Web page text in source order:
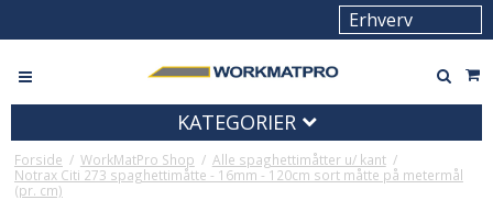
KATEGORIER
Forside / WorkMatPro Shop / Alle spaghettimåtter u/ kant /
Notrax Citi 273 spaghettimåtte - 16mm - 120cm sort måtte på metermål
(pr. cm)